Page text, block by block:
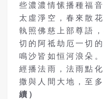
些濃濃情愫播種福
太虛淨空，春來散
執照佛慈上部尊語
切的阿祗劫厄一切
鳴沙皆如恒河浪朵
經播法雨，法雨點
撒與人間大地，至
續）